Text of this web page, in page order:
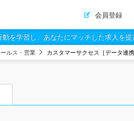
会員登録
を学習し、あなたにマッチした求人を提
ルス・営業 カスタマーサクセス［データ連